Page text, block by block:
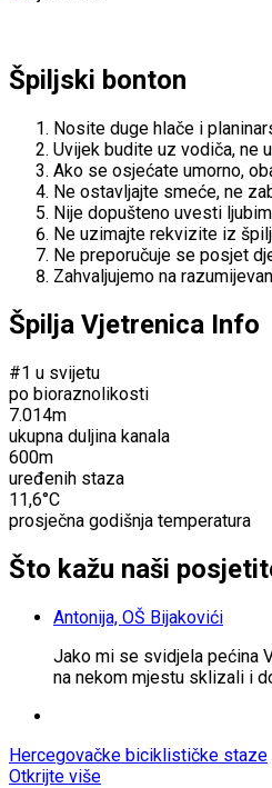
Špiljski bonton
Nosite duge hlače i
Uvijek budite uz vodiča, ne
Ako se osjećate umorno,
Ne ostavljajte smeće, ne
Nije dopušteno uvesti
Ne uzimajte rekvizite iz
Ne preporučuje se posjet
Zahvaljujemo na
Špilja Vjetrenica Info
#1 u svijetu
po bioraznolikosti
7.014m
ukupna duljina kanala
600m
uređenih staza
11,6°C
prosječna godišnja temperatura
Što kažu naši
Antonija, OŠ Bijakovići
Jako mi se svidjela pećina
na nekom mjestu sklizali i
Hercegovačke biciklističke staze
Otkrijte više